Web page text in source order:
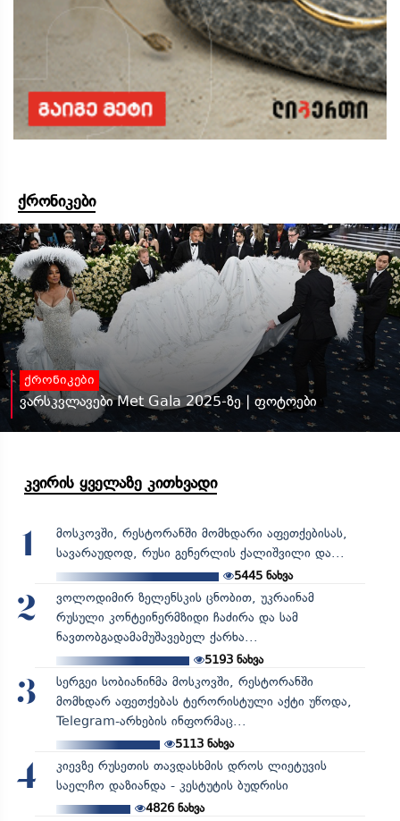
ქრონიკები
ქრონიკები
ვარსკვლავები Met Gala 2025-ზე | ფოტოები
კვირის ყველაზე კითხვადი
1
მოსკოვში, რესტორანში მომხდარი აფეთქებისას,
სავარაუდოდ, რუსი გენერლის ქალიშვილი და...
5445 ნახვა
2
ვოლოდიმირ ზელენსკის ცნობით, უკრაინამ
რუსული კონტეინერმზიდი ჩაძირა და სამ
ნავთობგადამამუშავებელ ქარხა...
5193ნახვა
3
სერგეი სობიანინმა მოსკოვში, რესტორანში
მომხდარ აფეთქებას ტერორისტული აქტი უწოდა,
Telegram-არხების ინფორმაც...
5113ნახვა
4
კიევზე რუსეთის თავდასხმის დროს ლიეტუვის
საელჩო დაზიანდა - კესტუტის ბუდრისი
4826ნახვა